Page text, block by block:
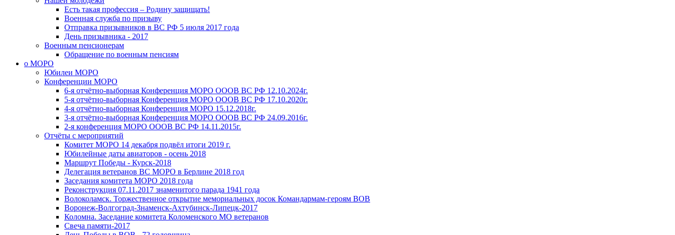
Есть такая профессия – Родину защищать!
Военная служба по призыву
Отправка призывников в ВС РФ 5 июля 2017 года
День призывника - 2017
Военным пенсионерам
Обращение по военным пенсиям
о МОРО
Юбилеи МОРО
Конференции МОРО
6-я отчётно-выборная Конференция МОРО ОООВ ВС РФ 12.10.2024г.
5-я отчётно-выборная Конференция МОРО ОООВ ВС РФ 17.10.2020г.
4-я отчётно-выборная Конференция МОРО 15.12.2018г.
3-я отчётно-выборная Конференция МОРО ОООВ ВС РФ 24.09.2016г.
2-я конференция МОРО ОООВ ВС РФ 14.11.2015г.
Отчёты с мероприятий
Комитет МОРО 14 декабря подвёл итоги 2019 г.
Юбилейные даты авиаторов - осень 2018
Маршрут Победы - Курск-2018
Делегация ветеранов ВС МОРО в Берлине 2018 год
Заседания комитета МОРО 2018 года
Реконструкция 07.11.2017 знаменитого парада 1941 года
Волоколамск. Торжественное открытие мемориальных досок Командармам-героям ВОВ
Воронеж-Волгоград-Знаменск-Ахтубинск-Липецк-2017
Коломна. Заседание комитета Коломенского МО ветеранов
Свеча памяти-2017